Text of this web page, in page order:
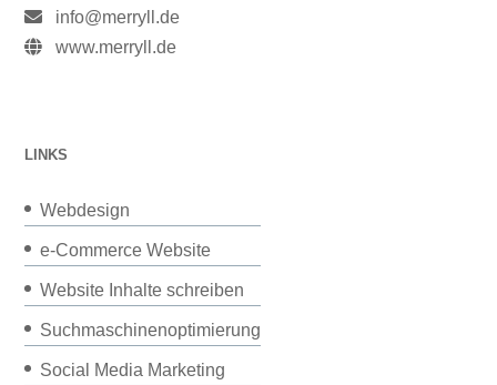
info@merryll.de
www.merryll.de
LINKS
Webdesign
e-Commerce Website
Website Inhalte schreiben
Suchmaschinenoptimierung
Social Media Marketing